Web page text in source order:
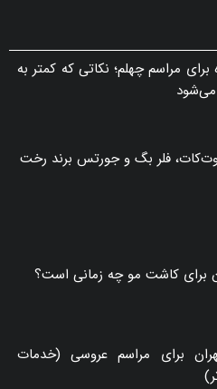
برای مراسم چهلم؛ نکاتی که کمتر به
فلر بگ و جورتس برند رخت
برای کاشت مو چه زمانی است؟
برای مراسم عروسی (خدمات